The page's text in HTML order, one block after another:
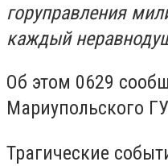
горуправления
каждый
Об этом 0629
Мариупольского
Трагические